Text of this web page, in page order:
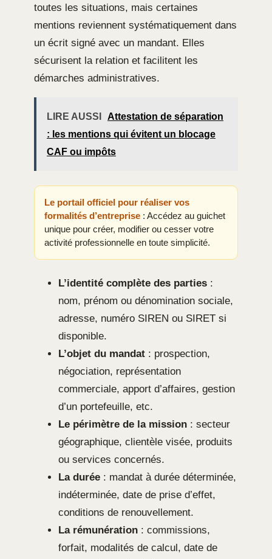
toutes les situations, mais certaines
mentions reviennent systématiquement dans
un écrit signé avec un mandant. Elles
sécurisent la relation et facilitent les
démarches administratives.
LIRE AUSSI
Attestation de séparation
: les mentions qui évitent un blocage
CAF ou impôts
Le portail officiel pour réaliser vos
formalités d’entreprise : Accédez au guichet
unique pour créer, modifier ou cesser votre
activité professionnelle en toute simplicité.
L’identité complète des parties :
nom, prénom ou dénomination sociale,
adresse, numéro SIREN ou SIRET si
disponible.
L’objet du mandat : prospection,
négociation, représentation
commerciale, apport d’affaires, gestion
d’un portefeuille, etc.
Le périmètre de la mission : secteur
géographique, clientèle visée, produits
ou services concernés.
La durée : mandat à durée déterminée,
indéterminée, date de prise d’effet,
conditions de renouvellement.
La rémunération : commissions,
forfait, modalités de calcul, date de